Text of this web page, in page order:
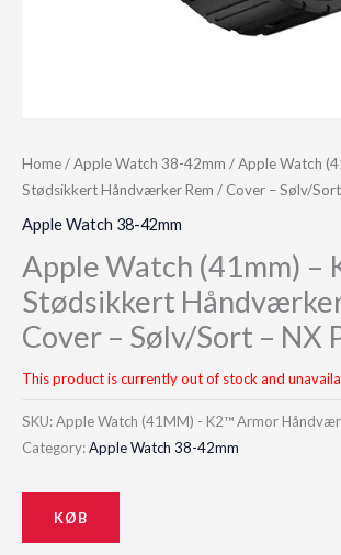
Home/Apple Watch 38-42mm / Apple Watch
Stødsikkert Håndværker Rem / Cover – Sølv/Sort
Apple Watch 38-42mm
Apple Watch (41mm) –
Stødsikkert
Cover – Sølv/Sort – NX
This product is currently out of stock and
SKU:Apple Watch (41MM) - K2™ Armor
Category:Apple Watch 38-42mm
KØB